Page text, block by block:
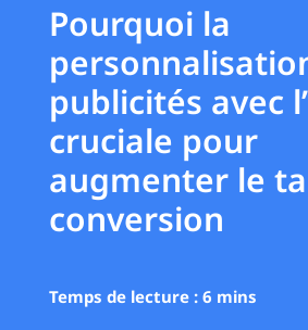
Pourquoi la
publicités avec
cruciale pour
augmenter le
conversion